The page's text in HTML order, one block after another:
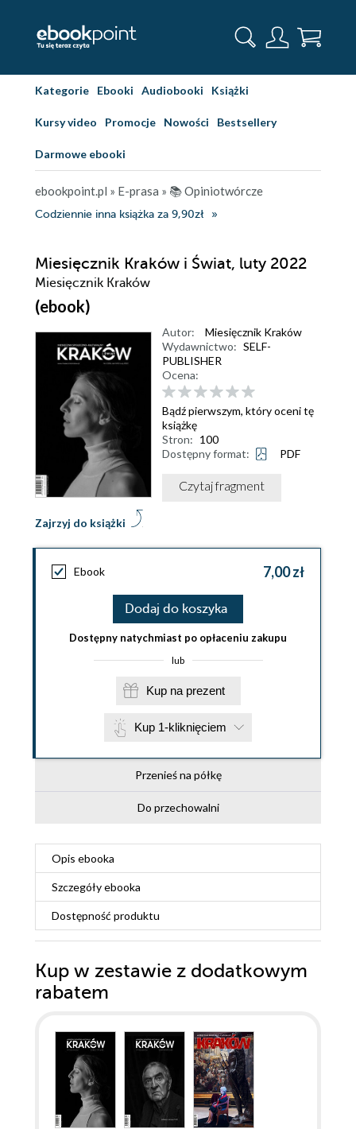
Kategorie Ebooki Audiobooki Książki
Kursy video Promocje Nowości Bestsellery
Darmowe ebooki
ebookpoint.pl » E-prasa » 📚 Opiniotwórcze
Codziennie inna książka za 9,90zł
Miesięcznik Kraków i Świat, luty 2022
Miesięcznik Kraków
(ebook)
Zajrzyj do książki
Autor:
Miesięcznik Kraków
Wydawnictwo: SELF-
PUBLISHER
Ocena:
Bądź pierwszym, który oceni tę
książkę
Stron: 100
Dostępny format:
PDF
Czytaj fragment
Ebook 7,00 zł
Dodaj do koszyka
Dostępny natychmiast po opłaceniu zakupu
lub
Kup na prezent
Kup 1-kliknięciem
Przenieś na półkę
Do przechowalni
Opis ebooka
Szczegółyebooka
Dostępność produktu
Kup w zestawie z dodatkowym
rabatem